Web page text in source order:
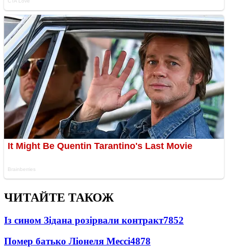
ЧИТАЙТЕ ТАКОЖ
Із сином Зідана розірвали контракт7852
Помер батько Ліонеля Мессі4878